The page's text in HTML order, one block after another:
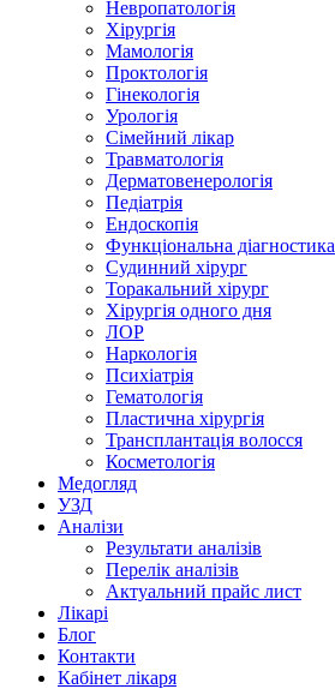
Невропатологія
Хірургія
Мамологія
Проктологія
Гінекологія
Урологія
Сімейний лікар
Травматологія
Дерматовенерологія
Педіатрія
Ендоскопія
Функціональна діагностика
Судинний хірург
Торакальний хірург
Хірургія одного дня
ЛОР
Наркологія
Психіатрія
Гематологія
Пластична хірургія
Трансплантація волосся
Косметологія
Медогляд
УЗД
Аналізи
Результати аналізів
Перелік аналізів
Актуальний прайс лист
Лікарі
Блог
Контакти
Кабінет лікаря